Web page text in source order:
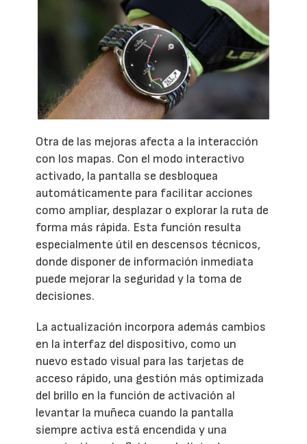
Otra de las mejoras afecta a la interacción
con los mapas. Con el modo interactivo
activado, la pantalla se desbloquea
automáticamente para facilitar acciones
como ampliar, desplazar o explorar la ruta de
forma más rápida. Esta función resulta
especialmente útil en descensos técnicos,
donde disponer de información inmediata
puede mejorar la seguridad y la toma de
decisiones.
La actualización incorpora además cambios
en la interfaz del dispositivo, como un
nuevo estado visual para las tarjetas de
acceso rápido, una gestión más optimizada
del brillo en la función de activación al
levantar la muñeca cuando la pantalla
siempre activa está encendida y una